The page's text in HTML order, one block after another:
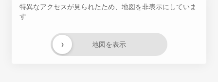
特異なアクセスが見られたため、地図を非表示にしていま
す
地図を表示
›